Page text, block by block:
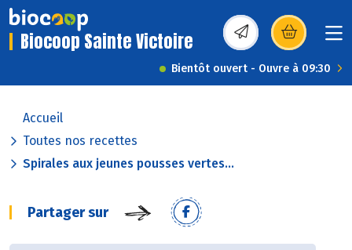
Biocoop Sainte Victoire (s’ouvre dans une
Bientôt ouvert - Ouvre à 09:30
Accueil
Toutes nos recettes
Spirales aux jeunes pousses vertes...
Partager sur